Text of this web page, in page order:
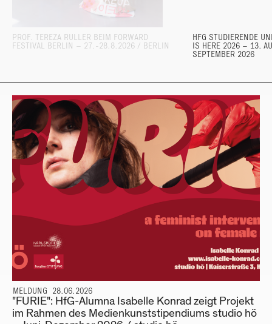
PROF. TEREZA RULLER BEIM FORWARD
FESTIVAL BERLIN – 27.-28.8.2026 / BERLIN
HFG STUDIERENDE
IS HERE 2026 – 13.
SEPTEMBER 2026
MELDUNG 28.06.2026
"FURIE": HfG-Alumna Isabelle Konrad zeigt Projekt
im Rahmen des Medienkunststipendiums studio hö